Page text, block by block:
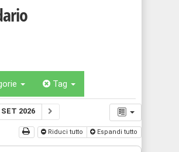
Tag
SET 2026
Riduci tutto Espandi tutto